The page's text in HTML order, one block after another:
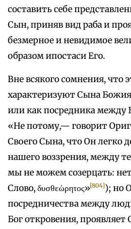
составить себе
Сын, приняв вид раба и
безмерное и невидимое
образом ипостаси Его.
Вне всякого сомнения, что
характеризуют Сына Божия
или как посредника
«Не потому,— говорит
Своего Сына, что Он легко
нашего воззрения, между
мы не можем созерцать:
Слово, δυσθεὡρητος»[804]); но
посредничества между
Бог откровения, проявляет